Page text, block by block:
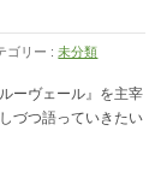
ゴリー :未分類
ーヴェール』を主宰
づつ語っていきたい